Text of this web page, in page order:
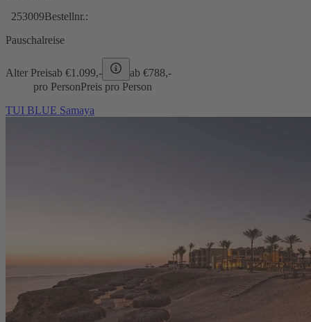
253009Bestellnr.:
Pauschalreise
Alter Preisab €1.099,- ab €788,-
pro PersonPreis pro Person
TUI BLUE Samaya